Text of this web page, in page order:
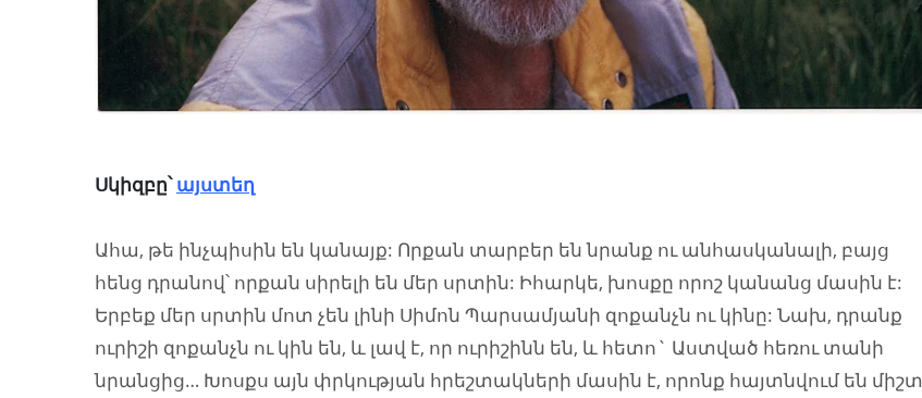
Սկիզբը՝այստեղ
Ահա, թե ինչպիսին են կանայք: Որքան տարբեր են նրանք ու անհասկանալի, բայց
հենց դրանով՝ որքան սիրելի են մեր սրտին: Իհարկե, խոսքը որոշ կանանց մասին է:
Երբեք մեր սրտին մոտ չեն լինի Սիմոն Պարսամյանի զոքանչն ու կինը: Նախ, դրանք
ուրիշի զոքանչն ու կին են, և լավ է, որ ուրիշինն են, և հետո` Աստված հեռու տանի
նրանցից… Խոսքս այն փրկության հրեշտակների մասին է, որոնք հայտնվում են միշտ